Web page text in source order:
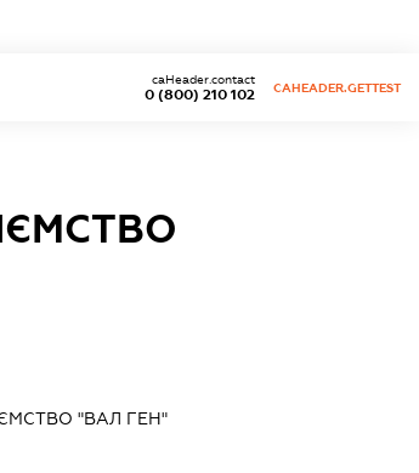
0 (800) 210 102
caHeader.contact
CAHEADER.GETTEST
"ВАЛ ГЕН"